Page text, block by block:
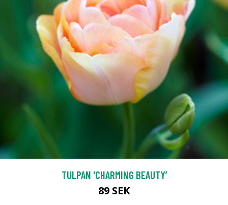
TULPAN 'CHARMING BEAUTY’
89 SEK